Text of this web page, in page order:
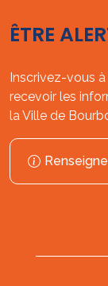
ÊTRE
Inscrivez-vous
recevoir les
la Ville de